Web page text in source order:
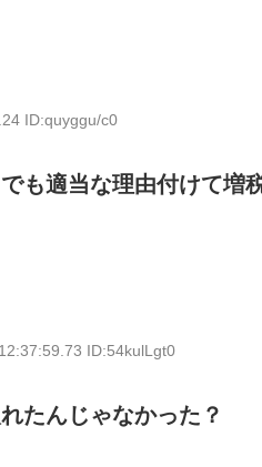
ID:quyggu/c0
も適当な理由付けて増
ID:54kulLgt0
たんじゃなかった？